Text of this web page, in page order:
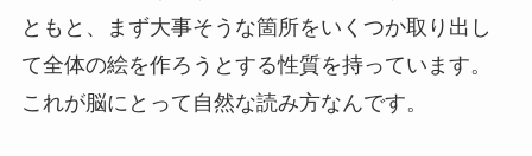
ともと、まず大事そうな箇所をいくつか取り出し
て全体の絵を作ろうとする性質を持っています。
これが脳にとって自然な読み方なんです。